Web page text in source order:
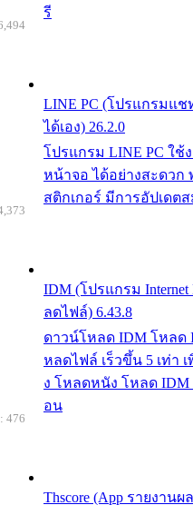
รี
LINE PC (โปรแกรมแ
ได้เอง) 26.2.0
โปรแกรม LINE PC ใ
หน้าจอ ได้อย่างสะดวก
สติกเกอร์ มีการอัปเดต
IDM (โปรแกรม Internet
ลดไฟล์) 6.43.8
ดาวน์โหลด IDM โหลด
หลดไฟล์ เร็วขึ้น 5 เท่า
ง โหลดหนัง โหลด IDM
อน
Thscore (App รายงา
476